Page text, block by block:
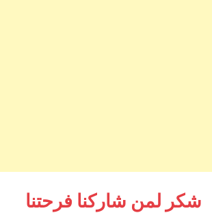
شكر لمن شاركنا فرحتنا